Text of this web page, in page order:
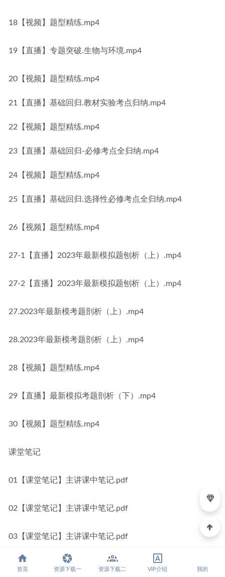
18【视频】题型精练.mp4
19【直播】专题突破.生物与环境.mp4
20【视频】题型精练.mp4
21【直播】基础回归.教材实验考点归纳.mp4
22【视频】题型精练.mp4
23【直播】基础回归-必修考点全归纳.mp4
24【视频】题型精练.mp4
25【直播】基础回归.选择性必修考点全归纳.mp4
26【视频】题型精练.mp4
27-1【直播】2023年最新模拟题刨析（上）.mp4
27-2【直播】2023年最新模拟题刨析（上）.mp4
27.2023年最新模考题剖析（上）.mp4
28.2023年最新模考题剖析（上）.mp4
28【视频】题型精练.mp4
29【直播】最新模拟考题剖析（下）.mp4
30【视频】题型精练.mp4
课堂笔记
01【课堂笔记】主讲课中笔记.pdf
02【课堂笔记】主讲课中笔记.pdf
03【课堂笔记】主讲课中笔记.pdf
04【课堂笔记】主讲课中笔记.pdf
首页 资源下载一 资源下载二 VIP介绍 我的